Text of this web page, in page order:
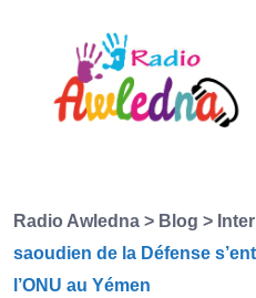
Radio Awledna > Blog >
saoudien de la Défense
l’ONU au Yémen